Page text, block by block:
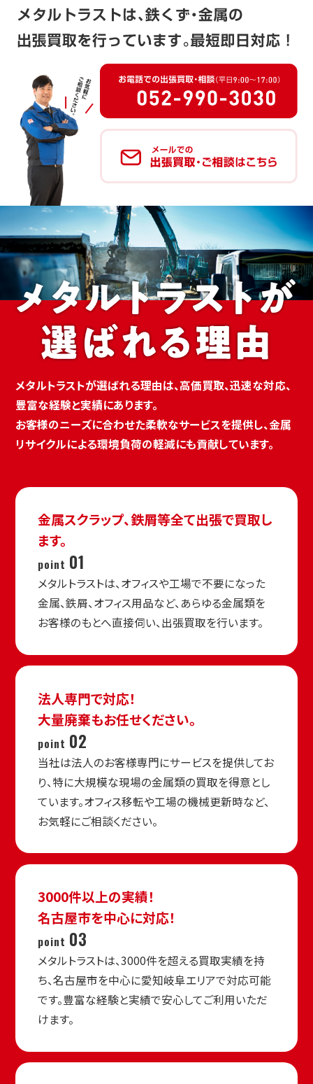
メタルトラストが選ばれる理由は、高価買取、迅速な対応、
豊富な経験と実績にあります。
お客様のニーズに合わせた柔軟なサービスを提供し、金属
リサイクルによる環境負荷の軽減にも貢献しています。
金属スクラップ、鉄屑等全て出張で買取し
ます。
point 01
メタルトラストは、オフィスや工場で不要になった
金属、鉄屑、オフィス用品など、あらゆる金属類を
お客様のもとへ直接伺い、出張買取を行います。
法人専門で対応！
大量廃棄もお任せください。
point 02
当社は法人のお客様専門にサービスを提供してお
り、特に大規模な現場の金属類の買取を得意とし
ています。オフィス移転や工場の機械更新時など、
お気軽にご相談ください。
3000件以上の実績！
名古屋市を中心に対応！
point 03
メタルトラストは、3000件を超える買取実績を持
ち、名古屋市を中心に愛知岐阜エリアで対応可能
です。豊富な経験と実績で安心してご利用いただ
けます。